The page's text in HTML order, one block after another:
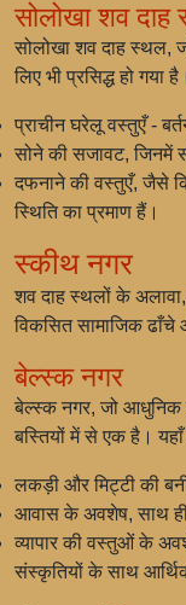
सोलोखा शव दाह
सोलोखा शव दाह स्थल,
लिए भी प्रसिद्ध हो गया
प्राचीन घरेलू वस्तुएँ -
सोने की सजावट, जिनमें
दफनाने की वस्तुएँ, जैसे
स्थिति का प्रमाण हैं।
स्कीथ नगर
शव दाह स्थलों के
विकसित सामाजिक ढाँचे
बेल्स्क नगर
बेल्स्क नगर, जो
बस्तियों में से एक है। यहाँ
लकड़ी और मिट्टी की बनी
आवास के अवशेष, साथ
व्यापार की वस्तुओं के
संस्कृतियों के साथ